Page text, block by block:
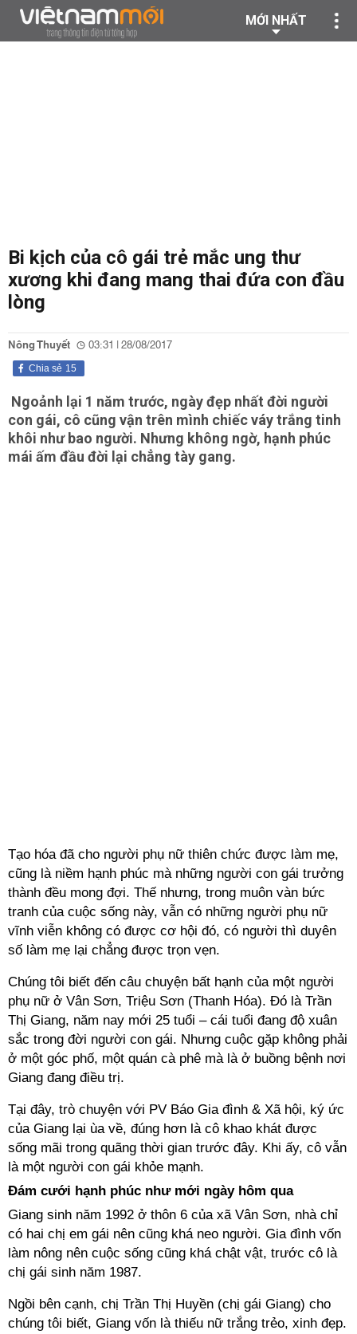
MỚI NHẤT
Bi kịch của cô gái trẻ mắc ung thư
xương khi đang mang thai đứa con đầu
lòng
Nông Thuyết 03:31 | 28/08/2017
15
Chia sẻ
Ngoảnh lại 1 năm trước, ngày đẹp nhất đời người
con gái, cô cũng vận trên mình chiếc váy trắng tinh
khôi như bao người. Nhưng không ngờ, hạnh phúc
mái ấm đầu đời lại chẳng tày gang.
Tạo hóa đã cho người phụ nữ thiên chức được làm mẹ,
cũng là niềm hạnh phúc mà những người con gái trưởng
thành đều mong đợi. Thế nhưng, trong muôn vàn bức
tranh của cuộc sống này, vẫn có những người phụ nữ
vĩnh viễn không có được cơ hội đó, có người thì duyên
số làm mẹ lại chẳng được trọn vẹn.
Chúng tôi biết đến câu chuyện bất hạnh của một người
phụ nữ ở Vân Sơn, Triệu Sơn (Thanh Hóa). Đó là Trần
Thị Giang, năm nay mới 25 tuổi – cái tuổi đang độ xuân
sắc trong đời người con gái. Nhưng cuộc gặp không phải
ở một góc phố, một quán cà phê mà là ở buồng bệnh nơi
Giang đang điều trị.
Tại đây, trò chuyện với PV Báo Gia đình & Xã hội, ký ức
của Giang lại ùa về, đúng hơn là cô khao khát được
sống mãi trong quãng thời gian trước đây. Khi ấy, cô vẫn
là một người con gái khỏe mạnh.
Đám cưới hạnh phúc như mới ngày hôm qua
Giang sinh năm 1992 ở thôn 6 của xã Vân Sơn, nhà chỉ
có hai chị em gái nên cũng khá neo người. Gia đình vốn
làm nông nên cuộc sống cũng khá chật vật, trước cô là
chị gái sinh năm 1987.
Ngồi bên cạnh, chị Trần Thị Huyền (chị gái Giang) cho
chúng tôi biết, Giang vốn là thiếu nữ trắng trẻo, xinh đẹp.